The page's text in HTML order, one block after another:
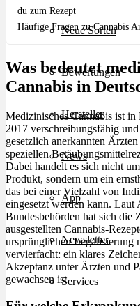
Neue Sorten
Bewertungen
Hersteller
News
App
Newsletter
Services
du zum Rezept
Häufige Fragen zu Cannabis
Was bedeutet
Cannabis in
Medizinisches Cannabis ist in
2017 verschreibungsfähig
gesetzlich anerkannten
speziellen
Dabei handelt es sich nicht
Produkt, sondern um ein
das bei einer Vielzahl von
eingesetzt werden kann. Laut
Bundesbehörden hat sich die
ausgestellten Cannabis-
ursprünglichen Legalisierung
vervierfacht: ein klares
Akzeptanz unter Ärzten und
gewachsen ist.